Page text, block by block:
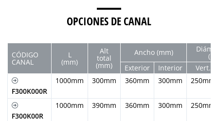
OPCIONES DE CANAL
CÓDIGO
CANAL
L
(mm)
Alt
total
(mm)
Ancho (mm) Diám.
Exterior
Interior Vert.
F300K000R
1000mm 300mm 360mm 300mm 250mm
F300K00R
1000mm 390mm 360mm 300mm 250mm